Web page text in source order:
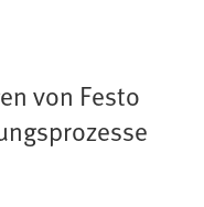
von Festo